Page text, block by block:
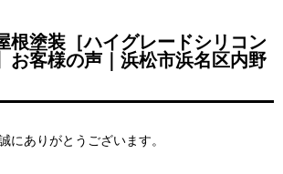
根塗装［ハイグレードシリコン
お客様の声｜浜松市浜名区内野
にありがとうございます。